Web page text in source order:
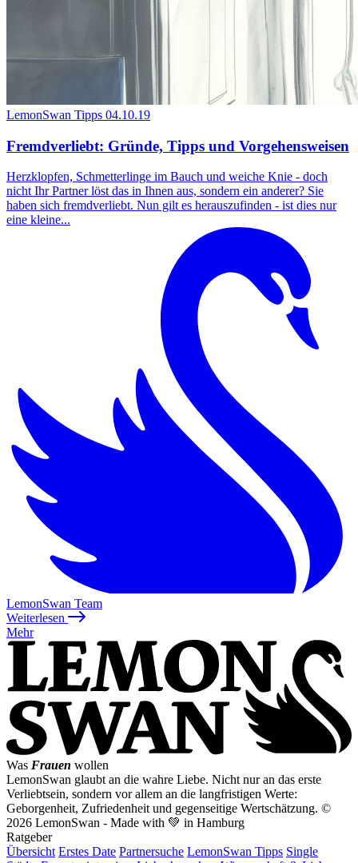
LemonSwan Tipps 04.10.19
Fremdverliebt: Gründe, Tipps und Vorgehensweisen
Herzklopfen, Schmetterlinge im Bauch und weiche Knie - doch
nicht Ihr Partner löst das in Ihnen aus, sondern ein anderer? Sie
haben sich fremdverliebt. Nun gilt es herauszufinden - ist dies nur
eine kleine...
LemonSwan Team
Weiterlesen
Mehr
Was Frauen wollen
LemonSwan glaubt an die wahre Liebe. Nicht nur an das erste
Verliebtsein, sondern vor allem an die langfristigen Werte:
Geborgenheit, Zufriedenheit und gegenseitige Wertschätzung. ©
2026 LemonSwan - Made with 💚 in Hamburg
Ratgeber
Übersicht Erstes Date Partnersuche LemonSwan Tipps Single